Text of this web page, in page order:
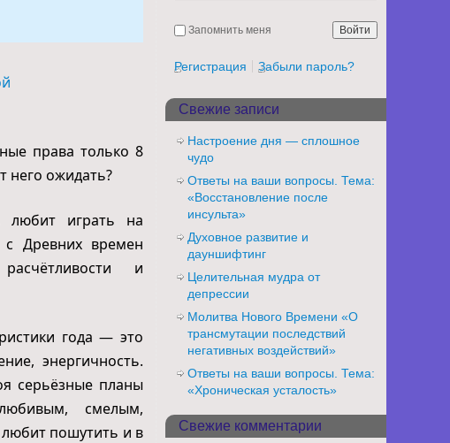
права только 8
него ожидать?
любит играть на
Древних времен
и
года — это
энергичность.
серьёзные планы
смелым,
пошутить и в
Запомнить меня
Регистрация Забыли пароль?
Свежие записи
Настроение дня — сплошное
чудо
Ответы на ваши вопросы. Тема:
«Восстановление после
инсульта»
Духовное развитие и
дауншифтинг
Целительная мудра от
депрессии
Молитва Нового Времени «О
трансмутации последствий
негативных воздействий»
Ответы на ваши вопросы. Тема:
«Хроническая усталость»
Свежие комментарии